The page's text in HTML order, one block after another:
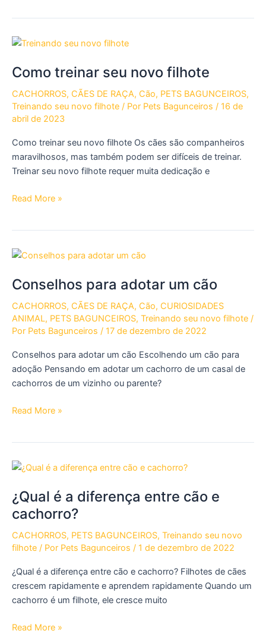
Técnicas
e
para
um
Ideal
Como treinar seu novo filhote
CACHORROS, CÃES DE RAÇA, Cão, PETS BAGUNCEIROS,
Treinando seu novo filhote / Por Pets Bagunceiros / 16 de
abril de 2023
Como treinar seu novo filhote Os cães são companheiros
maravilhosos, mas também podem ser difíceis de treinar.
Treinar seu novo filhote requer muita dedicação e
Como
filhote
Read More »
Conselhos para adotar um cão
CACHORROS, CÃES DE RAÇA, Cão, CURIOSIDADES
ANIMAL, PETS BAGUNCEIROS, Treinando seu novo filhote /
Por Pets Bagunceiros / 17 de dezembro de 2022
Conselhos para adotar um cão Escolhendo um cão para
adoção Pensando em adotar um cachorro de um casal de
cachorros de um vizinho ou parente?
Conselhos
cão
Read More »
¿Qual é a diferença entre cão e
cachorro?
CACHORROS, PETS BAGUNCEIROS, Treinando seu novo
filhote / Por Pets Bagunceiros / 1 de dezembro de 2022
¿Qual é a diferença entre cão e cachorro? Filhotes de cães
crescem rapidamente e aprendem rapidamente Quando um
cachorro é um filhote, ele cresce muito
¿Qual
Read More »